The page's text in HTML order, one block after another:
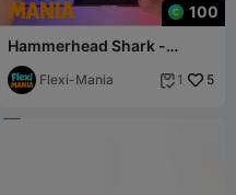
100
Hammerhead Shark -
Articulated Print-in-Place –
No Supports
Flexi-Mania  1 5